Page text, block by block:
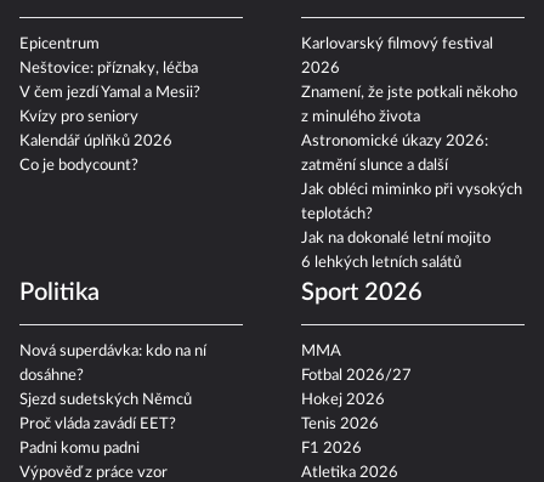
Epicentrum
Neštovice: příznaky, léčba
V čem jezdí Yamal a Mesii?
Kvízy pro seniory
Kalendář úplňků 2026
Co je bodycount?
Karlovarský filmový festival
2026
Znamení, že jste potkali někoho
z minulého života
Astronomické úkazy 2026:
zatmění slunce a další
Jak obléci miminko při vysokých
teplotách?
Jak na dokonalé letní mojito
6 lehkých letních salátů
Politika
Nová superdávka: kdo na ní
dosáhne?
Sjezd sudetských Němců
Proč vláda zavádí EET?
Padni komu padni
Výpověď z práce vzor
Sport 2026
MMA
Fotbal 2026/27
Hokej 2026
Tenis 2026
F1 2026
Atletika 2026